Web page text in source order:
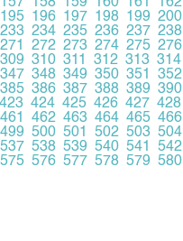
195 196 197 198 199 200
233 234 235 236 237 238
271 272 273 274 275 276
309 310 311 312 313 314
347 348 349 350 351 352
385 386 387 388 389 390
423 424 425 426 427 428
461 462 463 464 465 466
499 500 501 502 503 504
537 538 539 540 541 542
575 576 577 578 579 580